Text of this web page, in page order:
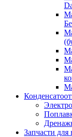
Запчасти